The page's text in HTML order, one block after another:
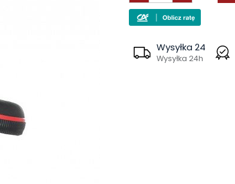
Wysyłka 24
Wysyłka 24h